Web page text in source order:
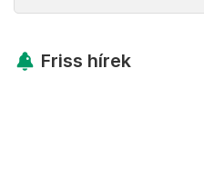
Friss hírek